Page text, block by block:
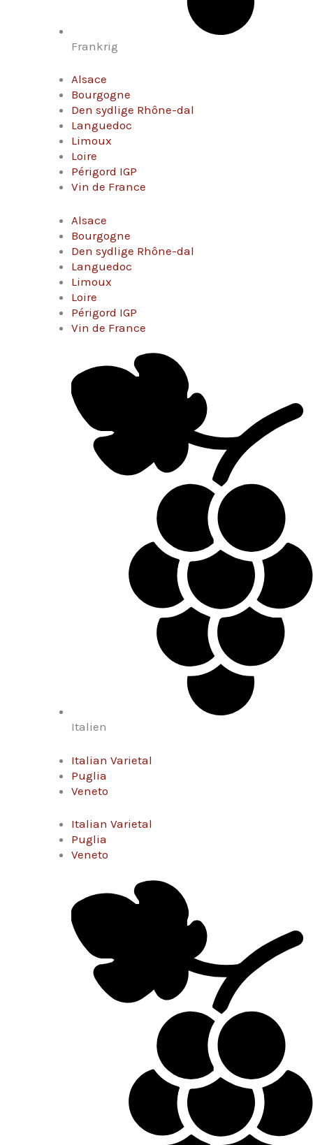
Frankrig
Alsace
Bourgogne
Den sydlige Rhône-dal
Languedoc
Limoux
Loire
Périgord IGP
Vin de France
Alsace
Bourgogne
Den sydlige Rhône-dal
Languedoc
Limoux
Loire
Périgord IGP
Vin de France
Italien
Italian Varietal
Puglia
Veneto
Italian Varietal
Puglia
Veneto